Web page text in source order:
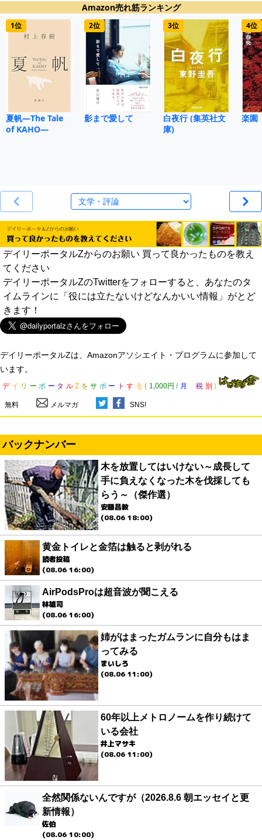
Amazon売れ筋ランキング
1位
夏帆―The Tale
of KAHO―
2位
影まで愛して
3位
白夜行 (集英社文
庫)
4位
楽園
デイリーポータルZからのお願い 買って良かったものを教え
てください
デイリーポータルZのTwitterをフォローすると、あなたのタ
イムラインに「役には立たないけどなんかいい情報」がとど
きます！
デイリーポータルZは、Amazonアソシエイト・プログラムに参加して
います。
デ イ リ ー ポ ー タ ル Z を サ ポ ー ト す る ( 1,000円 / 月 税 別 )
無料 メルマガ SNS!
バックナンバー
木を放置してはいけない～成長して
手に負えなくなった木を伐採しても
らう～（傑作選）
安藤昌教
(08.06 18:00)
黄金トイレと金箔は触ると剥がれる
読者投稿
(08.06 16:00)
AirPodsProは超音波が聞こえる
林雄司
(08.06 16:00)
姉がはまったガムランに自分もはま
ってみる
まいしろ
(08.06 11:00)
60年以上メトロノームを作り続けて
いる会社
井上マサキ
(08.06 11:00)
全然関係ないんですが（2026.8.6 朝エッセイと更
新情報）
佐伯
(08.06 10:00)